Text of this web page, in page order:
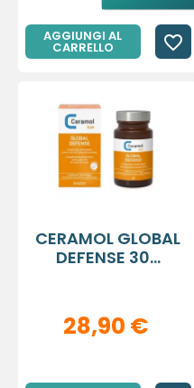
AGGIUNGI AL
CARRELLO favorite_border
CERAMOL GLOBAL
DEFENSE 30...
28,90 €